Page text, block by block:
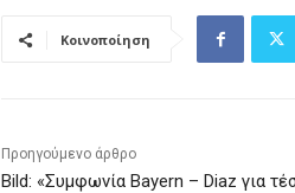
Κοινοποίηση
Προηγούμενο άρθρο
Bild: «Συμφωνία Bayern – Diaz για